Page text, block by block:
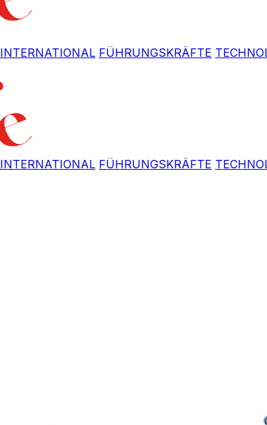
INTERNATIONAL FÜHRUNGSKRÄFTE
INTERNATIONAL FÜHRUNGSKRÄFTE